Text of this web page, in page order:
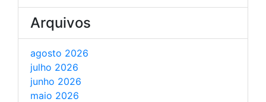
Arquivos
agosto 2026
julho 2026
junho 2026
maio 2026